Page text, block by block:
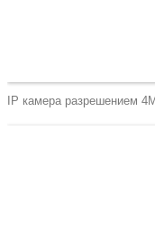
IP камера разрешением